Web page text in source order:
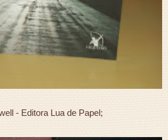
- Editora Lua de Papel;